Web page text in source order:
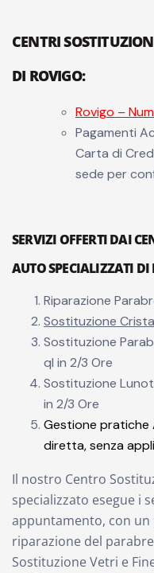
CENTRI
DI ROVIGO:
Rovigo –
Pagamenti
Carta di
sede per
SERVIZI OFFERTI DAI
AUTO SPECIALIZZATI DI
Riparazione
Sostituzione
Sostituzione
ql in 2/3 Ore
Sostituzione
in 2/3 Ore
Gestione pratiche
diretta, senza
Il nostro Centro
specializzato esegue i
appuntamento, con un
riparazione del
Sostituzione Vetri e